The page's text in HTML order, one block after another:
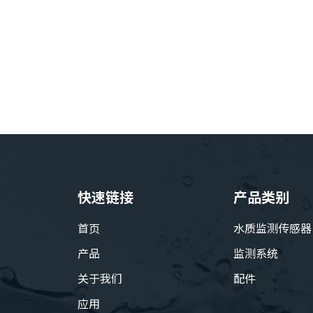
快速链接
首页
产品
关于我们
应用
产品类别
水质监测传感器
监测系统
配件